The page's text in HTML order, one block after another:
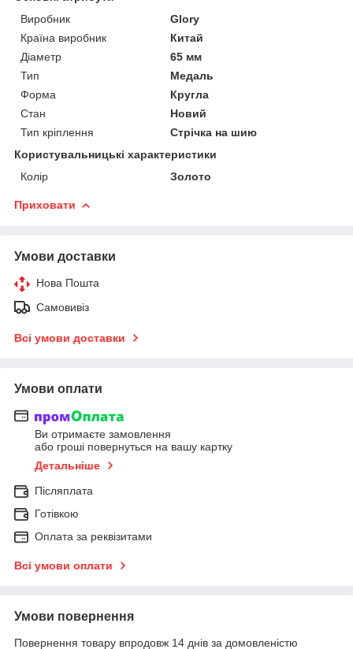
Виробник
Glory
Країна виробник
Китай
Діаметр
65 мм
Тип
Медаль
Форма
Кругла
Стан
Новий
Тип кріплення
Стрічка на шию
Користувальницькі характеристики
Колір
Золото
Приховати
Умови доставки
Нова Пошта
Самовивіз
Всі умови доставки
Умови оплати
Ви отримаєте замовлення
або гроші повернуться на вашу картку
Детальніше
Післяплата
Готівкою
Оплата за реквізитами
Всі умови оплати
Умови повернення
Повернення товару впродовж 14 днів за домовленістю